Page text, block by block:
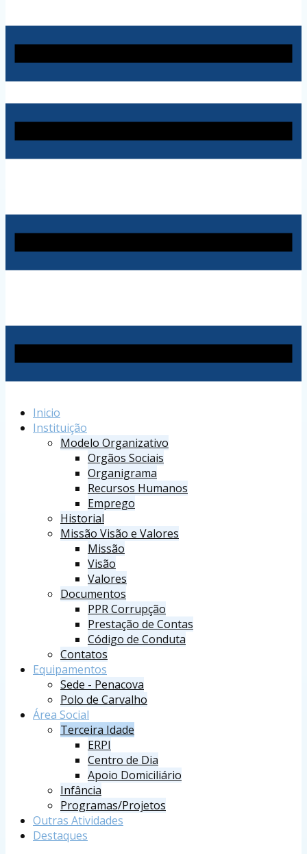
Inicio
Instituição
Modelo Organizativo
Orgãos Sociais
Organigrama
Recursos Humanos
Emprego
Historial
Missão Visão e Valores
Missão
Visão
Valores
Documentos
PPR Corrupção
Prestação de Contas
Código de Conduta
Contatos
Equipamentos
Sede - Penacova
Polo de Carvalho
Área Social
Terceira Idade
ERPI
Centro de Dia
Apoio Domiciliário
Infância
Programas/Projetos
Outras Atividades
Destaques